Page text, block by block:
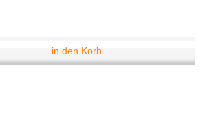
in den Korb